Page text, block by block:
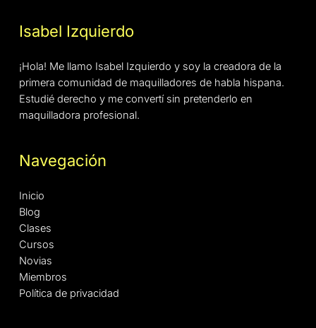
Isabel Izquierdo
¡Hola! Me llamo Isabel Izquierdo y soy la creadora de la
primera comunidad de maquilladores de habla hispana.
Estudié derecho y me convertí sin pretenderlo en
maquilladora profesional.
Navegación
Inicio
Blog
Clases
Cursos
Novias
Miembros
Política de privacidad